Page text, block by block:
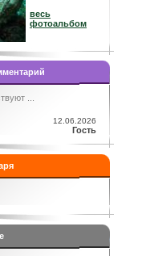
весь
фотоальбом
...
12.06.2026
Гость